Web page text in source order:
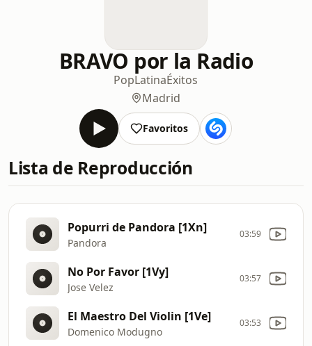
BRAVO por la Radio
PopLatinaÉxitos
Madrid
Favoritos
Lista de Reproducción
Popurri de Pandora [1Xn]
Pandora
03:59
No Por Favor [1Vy]
Jose Velez
03:57
El Maestro Del Violin [1Ve]
Domenico Modugno
03:53